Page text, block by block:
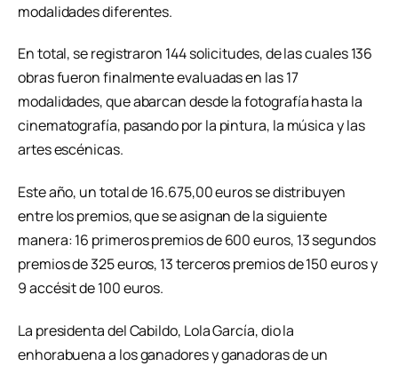
modalidades diferentes.
En total, se registraron 144 solicitudes, de las cuales 136
obras fueron finalmente evaluadas en las 17
modalidades, que abarcan desde la fotografía hasta la
cinematografía, pasando por la pintura, la música y las
artes escénicas.
Este año, un total de 16.675,00 euros se distribuyen
entre los premios, que se asignan de la siguiente
manera: 16 primeros premios de 600 euros, 13 segundos
premios de 325 euros, 13 terceros premios de 150 euros y
9 accésit de 100 euros.
La presidenta del Cabildo, Lola García, dio la
enhorabuena a los ganadores y ganadoras de un